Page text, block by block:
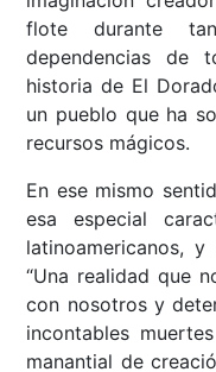
flote durante
dependencias de
historia de El
un pueblo que ha
recursos mágicos.
En ese mismo
esa especial
latinoamericanos,
“Una realidad que
con nosotros y
incontables
manantial de